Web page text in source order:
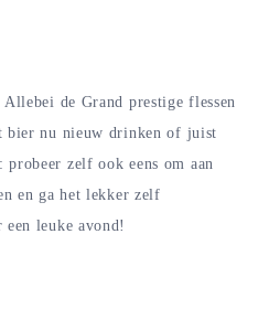
de Grand prestige flessen
bier nu nieuw drinken of juist
probeer zelf ook eens om aan
en ga het lekker zelf
leuke avond!